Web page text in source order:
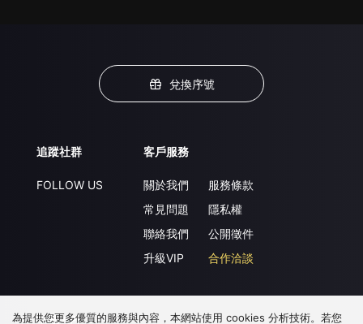
兌換序號
追蹤社群
FOLLOW US
客戶服務
關於我們
常見問題
聯絡我們
升級VIP
服務條款
隱私權
公開徵件
合作洽談
下載 APP
為提供您更多優質的服務與內容，本網站使用 cookies 分析技術。若您